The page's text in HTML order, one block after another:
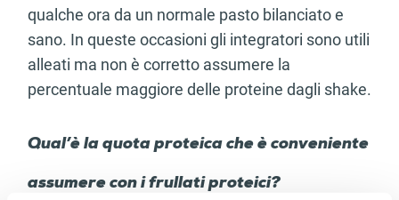
qualche ora da un normale pasto bilanciato e
sano. In queste occasioni gli integratori sono utili
alleati ma non è corretto assumere la
percentuale maggiore delle proteine dagli shake.
Qual’è la quota proteica che è conveniente
assumere con i frullati proteici?